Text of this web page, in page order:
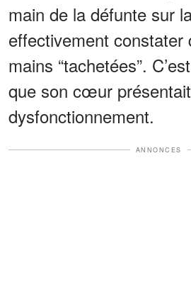
main de la défunte sur
effectivement constater
mains “tachetées”.
que son cœur
dysfonctionnement.
ANNONCES